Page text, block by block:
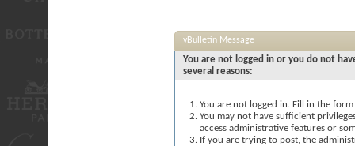
vBulletin Message
You are not logged in or you do not
several reasons:
You are not logged in. Fill in the
You may not have sufficient
access administrative features or
If you are trying to post, the